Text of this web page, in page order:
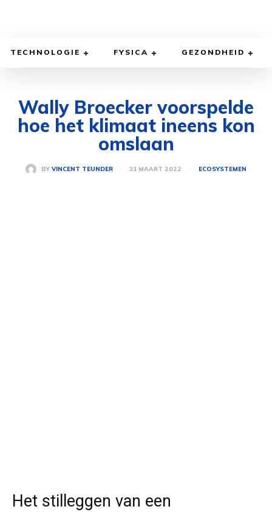
TECHNOLOGIE FYSICA GEZONDHEID
Wally Broecker voorspelde
hoe het klimaat ineens kon
omslaan
BY VINCENT TEUNDER 31 MAART 2022 ECOSYSTEMEN
Het stilleggen van een